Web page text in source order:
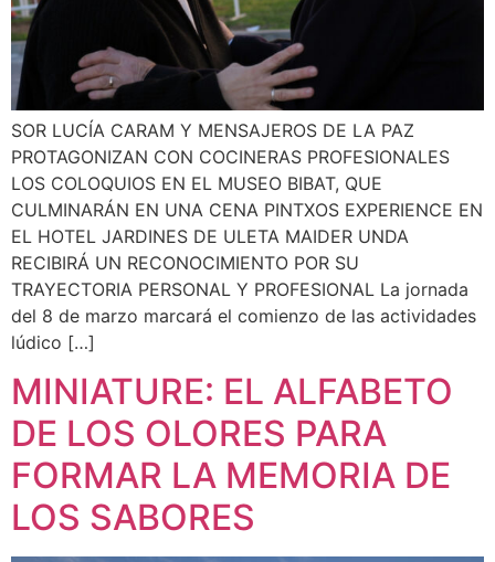
SOR LUCÍA CARAM Y MENSAJEROS DE LA PAZ
PROTAGONIZAN CON COCINERAS PROFESIONALES
LOS COLOQUIOS EN EL MUSEO BIBAT, QUE
CULMINARÁN EN UNA CENA PINTXOS EXPERIENCE EN
EL HOTEL JARDINES DE ULETA MAIDER UNDA
RECIBIRÁ UN RECONOCIMIENTO POR SU
TRAYECTORIA PERSONAL Y PROFESIONAL La jornada
del 8 de marzo marcará el comienzo de las actividades
lúdico […]
MINIATURE: EL ALFABETO
DE LOS OLORES PARA
FORMAR LA MEMORIA DE
LOS SABORES